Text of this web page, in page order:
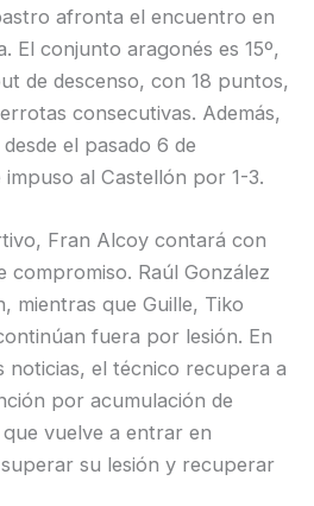
afronta el encuentro en
El conjunto aragonés es 15º,
de descenso, con 18 puntos,
consecutivas. Además,
el pasado 6 de
al Castellón por 1-3.
Fran Alcoy contará con
compromiso. Raúl González
mientras que Guille, Tiko
fuera por lesión. En
noticias, el técnico recupera a
por acumulación de
vuelve a entrar en
su lesión y recuperar